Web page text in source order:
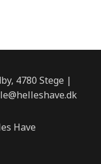
4780 Stege |
Have